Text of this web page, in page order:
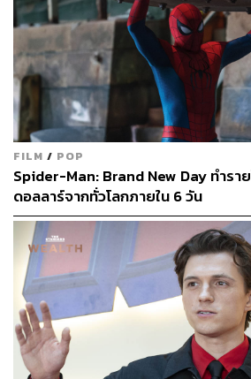
คริสตอฟเฟอร์ สเ
บรรณาธิการแฟชั่นแ
ประจำสำนักข่าว
FILM / POP
Spider-Man: Brand New Day ทำรา
ดอลลาร์จากทั่วโลกภายใน 6 วัน